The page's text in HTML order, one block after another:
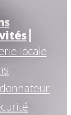
locale